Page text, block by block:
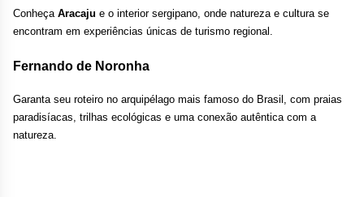
Conheça Aracaju e o interior sergipano, onde natureza e cultura se
encontram em experiências únicas de turismo regional.
Fernando de Noronha
Garanta seu roteiro no arquipélago mais famoso do Brasil, com praias
paradisíacas, trilhas ecológicas e uma conexão autêntica com a
natureza.